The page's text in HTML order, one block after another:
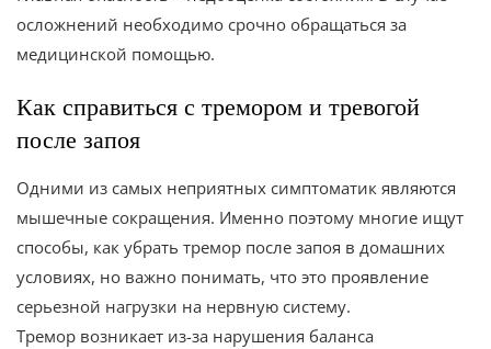
осложнений необходимо срочно обращаться за
медицинской помощью.
Как справиться с тремором и тревогой
после запоя
Одними из самых неприятных симптоматик являются
мышечные сокращения. Именно поэтому многие ищут
способы, как убрать тремор после запоя в домашних
условиях, но важно понимать, что это проявление
серьезной нагрузки на нервную систему.
Тремор возникает из-за нарушения баланса